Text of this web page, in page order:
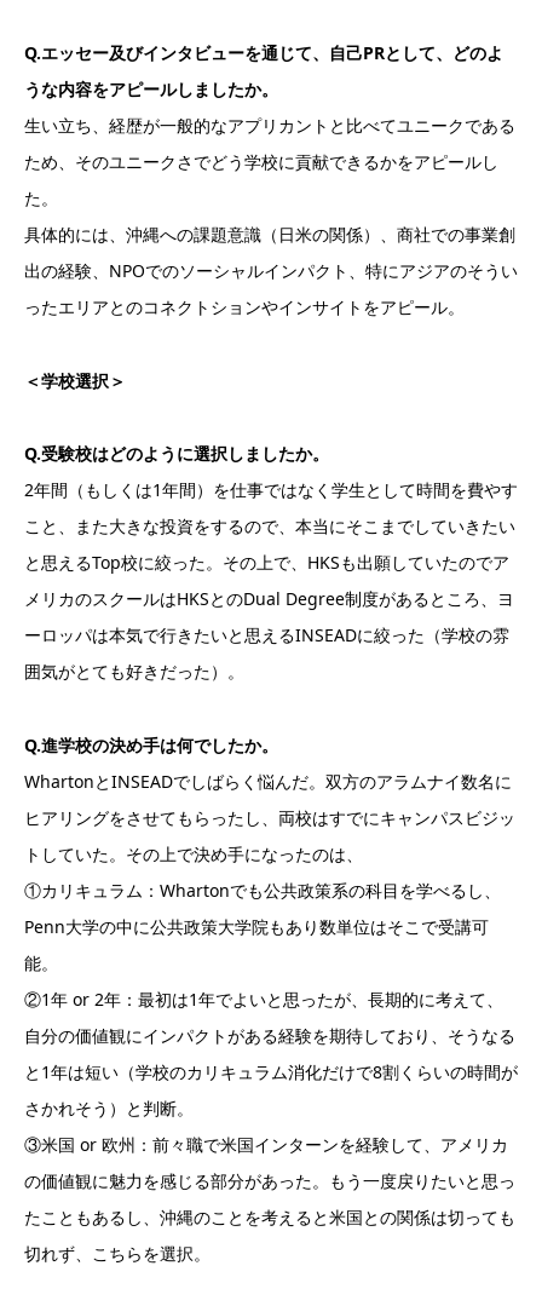
Q.エッセー及びインタビューを通じて、自己PRとして、どのよ
うな内容をアピールしましたか。
生い立ち、経歴が一般的なアプリカントと比べてユニークである
ため、そのユニークさでどう学校に貢献できるかをアピールし
た。
具体的には、沖縄への課題意識（日米の関係）、商社での事業創
出の経験、NPOでのソーシャルインパクト、特にアジアのそうい
ったエリアとのコネクトションやインサイトをアピール。
＜学校選択＞
Q.受験校はどのように選択しましたか。
2年間（もしくは1年間）を仕事ではなく学生として時間を費やす
こと、また大きな投資をするので、本当にそこまでしていきたい
と思えるTop校に絞った。その上で、HKSも出願していたのでア
メリカのスクールはHKSとのDual Degree制度があるところ、ヨ
ーロッパは本気で行きたいと思えるINSEADに絞った（学校の雰
囲気がとても好きだった）。
Q.進学校の決め手は何でしたか。
WhartonとINSEADでしばらく悩んだ。双方のアラムナイ数名に
ヒアリングをさせてもらったし、両校はすでにキャンパスビジッ
トしていた。その上で決め手になったのは、
①カリキュラム：Whartonでも公共政策系の科目を学べるし、
Penn大学の中に公共政策大学院もあり数単位はそこで受講可
能。
②1年 or 2年：最初は1年でよいと思ったが、長期的に考えて、
自分の価値観にインパクトがある経験を期待しており、そうなる
と1年は短い（学校のカリキュラム消化だけで8割くらいの時間が
さかれそう）と判断。
③米国 or 欧州：前々職で米国インターンを経験して、アメリカ
の価値観に魅力を感じる部分があった。もう一度戻りたいと思っ
たこともあるし、沖縄のことを考えると米国との関係は切っても
切れず、こちらを選択。